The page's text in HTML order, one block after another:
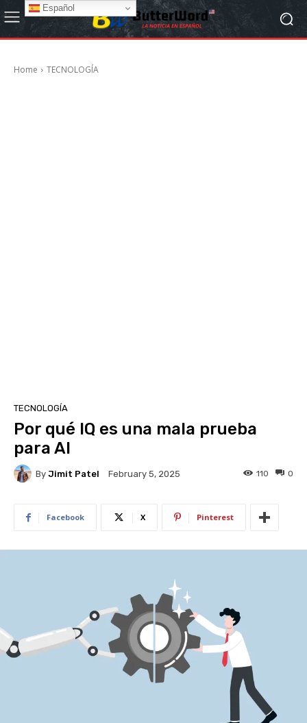
Home TECNOLOGÍA
TECNOLOGÍA
Por qué IQ es una mala prueba
para AI
By Jimit Patel February 5, 2025 0
110
Facebook X Pinterest
Español